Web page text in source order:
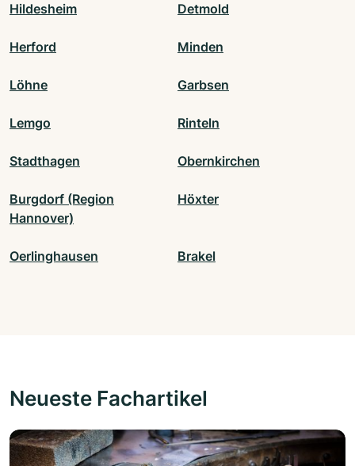
Hildesheim Detmold
Herford Minden
Löhne Garbsen
Lemgo Rinteln
Stadthagen Obernkirchen
Burgdorf (Region
Hannover)
Höxter
Oerlinghausen Brakel
Neueste Fachartikel